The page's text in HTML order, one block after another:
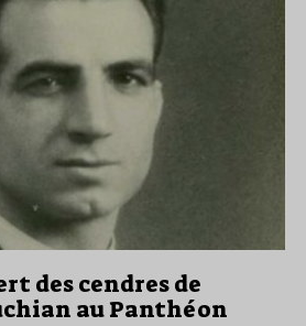
des cendres de
au Panthéon